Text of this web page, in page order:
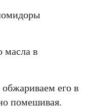
масла в
его в
помешивая.